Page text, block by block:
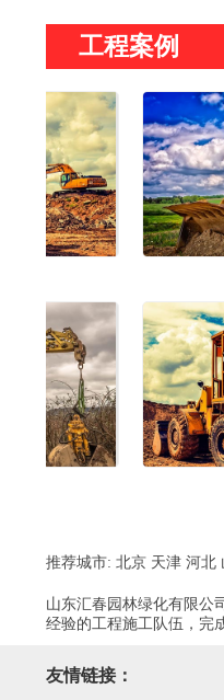
工程案例
推荐城市: 北京 天津 河北
山东汇春园林绿化有限公
经验的工程施工队伍，完
友情链接：